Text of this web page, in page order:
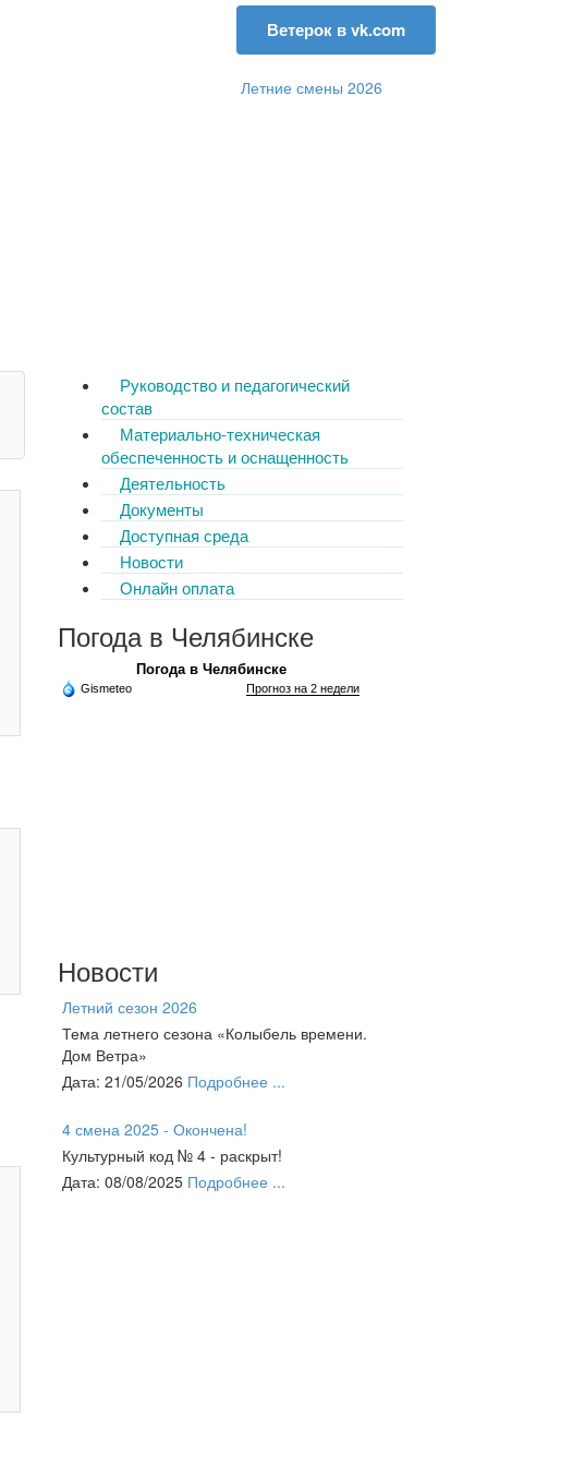
Ветерок в vk.com
Летние смены 2026
Руководство и педагогический
состав
Материально-техническая
обеспеченность и оснащенность
Деятельность
Документы
Доступная среда
Новости
Онлайн оплата
Погода в Челябинске
Погода в Челябинске
Gismeteo Прогноз на 2 недели
Новости
Летний сезон 2026
Тема летнего сезона «Колыбель времени.
Дом Ветра»
Дата: 21/05/2026 Подробнее ...
4 смена 2025 - Окончена!
Культурный код № 4 - раскрыт!
Дата: 08/08/2025 Подробнее ...